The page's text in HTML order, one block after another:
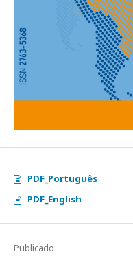
PDF_Português
PDF_English
Publicado